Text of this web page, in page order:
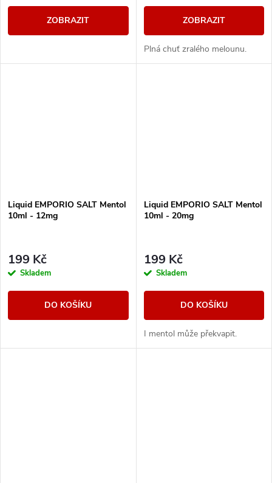
ZOBRAZIT ZOBRAZIT
Plná chuť zralého melounu.
Liquid EMPORIO SALT Mentol
10ml - 12mg
199 Kč
Skladem
DO KOŠÍKU
Liquid EMPORIO SALT Mentol
10ml - 20mg
199 Kč
Skladem
DO KOŠÍKU
I mentol může překvapit.